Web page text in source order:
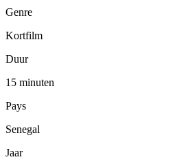
Genre
Kortfilm
Duur
15 minuten
Pays
Senegal
Jaar